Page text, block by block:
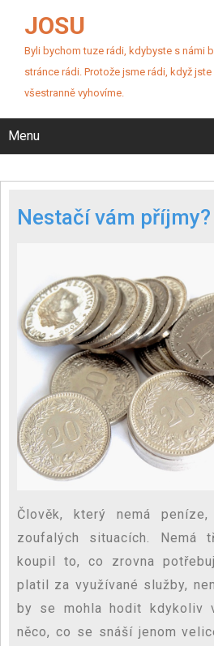
JOSU
Byli bychom tuze rádi, kdybyste s námi
stránce rádi. Protože jsme rádi, když
všestranně vyhovíme.
Menu
Nestačí vám příjmy?
Člověk, který nemá
zoufalých situacích.
koupil to, co zrovna
platil za využívané služby,
by se mohla hodit kdykoliv
něco, co se snáší jenom